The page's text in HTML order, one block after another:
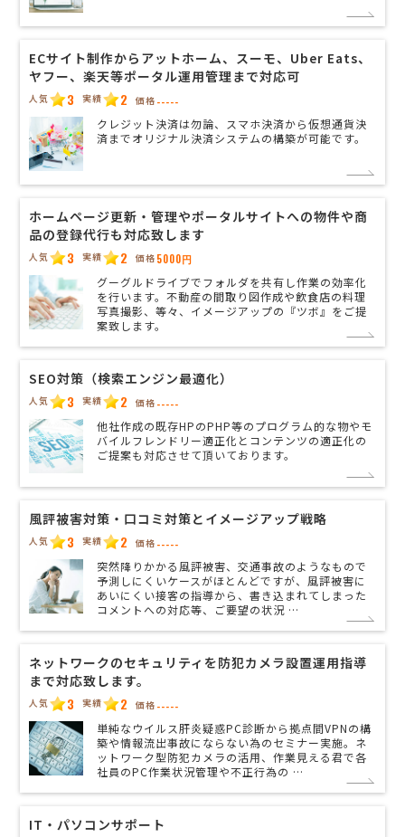
ECサイト制作からアットホーム、スーモ、Uber Eats、
ヤフー、楽天等ポータル運用管理まで対応可
人気 3 実績 2 価格 -----
クレジット決済は勿論、スマホ決済から仮想通貨決
済までオリジナル決済システムの構築が可能です。
ホームページ更新・管理やポータルサイトへの物件や商
品の登録代行も対応致します
人気 3 実績 2 価格 5000円
グーグルドライブでフォルダを共有し作業の効率化
を行います。不動産の間取り図作成や飲食店の料理
写真撮影、等々、イメージアップの『ツボ』をご提
案致します。
SEO対策（検索エンジン最適化）
人気 3 実績 2 価格 -----
他社作成の既存HPのPHP等のプログラム的な物やモ
バイルフレンドリー適正化とコンテンツの適正化の
ご提案も対応させて頂いております。
風評被害対策・口コミ対策とイメージアップ戦略
人気 3 実績 2 価格 -----
突然降りかかる風評被害、交通事故のようなもので
予測しにくいケースがほとんどですが、風評被害に
あいにくい接客の指導から、書き込まれてしまった
コメントへの対応等、ご要望の状況 …
ネットワークのセキュリティを防犯カメラ設置運用指導
まで対応致します。
人気 3 実績 2 価格 -----
単純なウイルス肝炎疑惑PC診断から拠点間VPNの構
築や情報流出事故にならない為のセミナー実施。ネ
ットワーク型防犯カメラの活用、作業見える君で各
社員のPC作業状況管理や不正行為の …
IT・パソコンサポート